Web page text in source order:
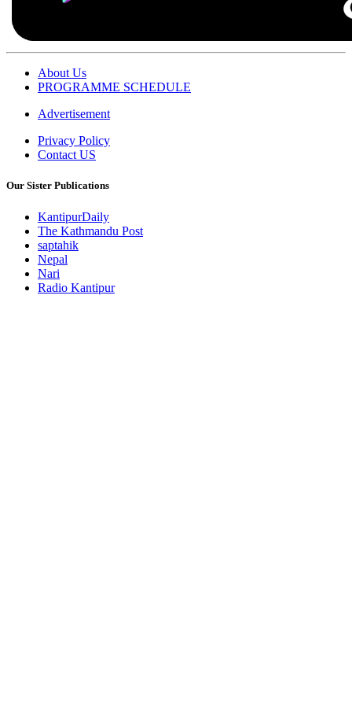
About Us
PROGRAMME SCHEDULE
Advertisement
Privacy Policy
Contact US
Our Sister Publications
KantipurDaily
The Kathmandu Post
saptahik
Nepal
Nari
Radio Kantipur